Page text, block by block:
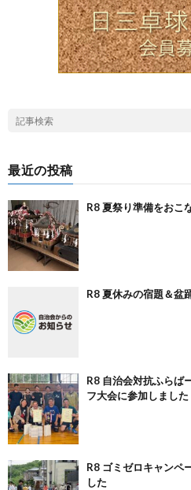
最近の投稿
R8 夏祭り準備をおこ
R8 夏休みの宿題＆盆
R8 自治会対抗ふらば
フ大会に参加しました
R8 ゴミゼロキャンペ
した